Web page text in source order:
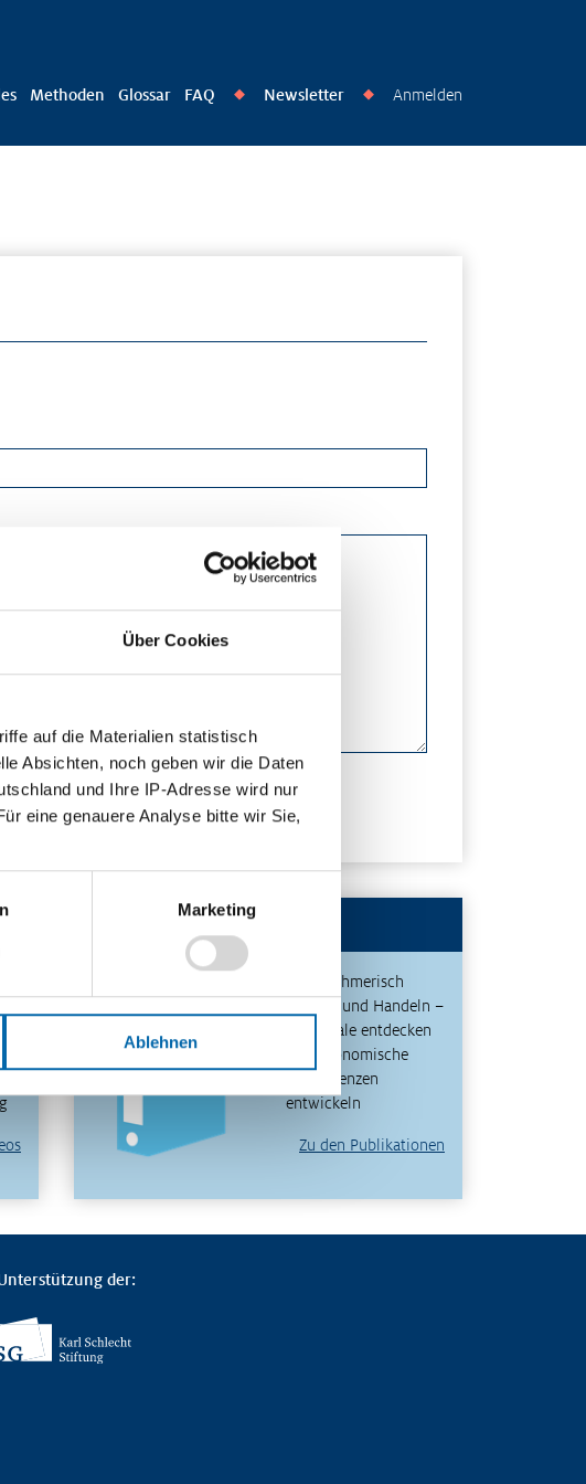
Über Cookies
auf die Materialien statistisch
Absichten, noch geben wir die Daten
und Ihre IP-Adresse wird nur
eine genauere Analyse bitte wir Sie,
Marketing
Ablehnen
Methoden Glossar FAQ ◆ Newsletter ◆ Anmelden
Unternehmerisch
Denken und Handeln –
Potenziale entdecken
und ökonomische
Kompetenzen
entwickeln
Zu den Publikationen
der: